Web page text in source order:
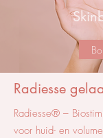
Radiesse
Radiesse® –
voor huid- en